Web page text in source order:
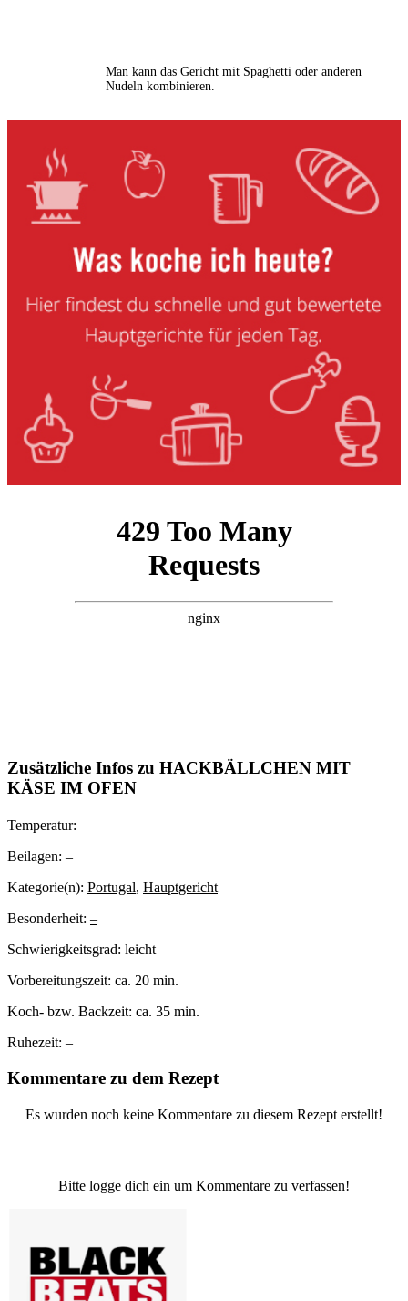
Man kann das Gericht mit Spaghetti oder anderen
Nudeln kombinieren.
Zusätzliche Infos zu HACKBÄLLCHEN MIT
KÄSE IM OFEN
Temperatur: –
Beilagen: –
Kategorie(n): Portugal, Hauptgericht
Besonderheit: –
Schwierigkeitsgrad: leicht
Vorbereitungszeit: ca. 20 min.
Koch- bzw. Backzeit: ca. 35 min.
Ruhezeit: –
Kommentare zu dem Rezept
Es wurden noch keine Kommentare zu diesem Rezept erstellt!
Bitte logge dich ein um Kommentare zu verfassen!